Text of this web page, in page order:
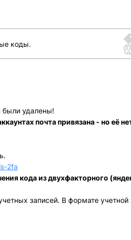
коды.
были удалены!
почта привязана - но её
2fa
кода из двухфакторного
записей. В формате учетной